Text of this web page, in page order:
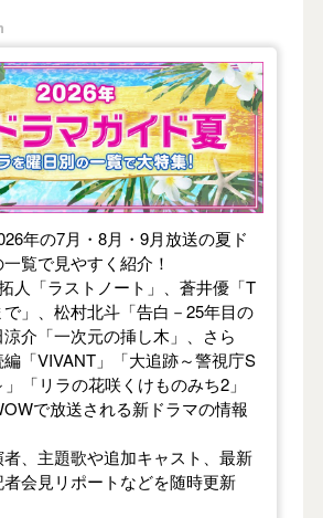
TVドラマガイド
年の7月・8月・9月放送の夏ド
覧で見やすく紹介！
人「ラストノート」、蒼井優「T
」、松村北斗「告白－25年目の
介「一次元の挿し木」、さら
「VIVANT」「大追跡～警視庁S
「リラの花咲くけものみち2」
で放送される新ドラマの情報
、主題歌や追加キャスト、最新
会見リポートなどを随時更新